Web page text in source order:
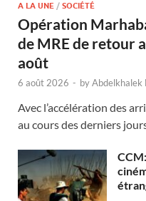
A LA UNE / SOCIÉTÉ
Opération
de MRE de retour
août
6 août 2026 - by
Avec l’accélération des
au cours des derniers